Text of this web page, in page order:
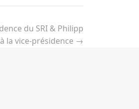
du SRI & Philipp
la vice-présidence →